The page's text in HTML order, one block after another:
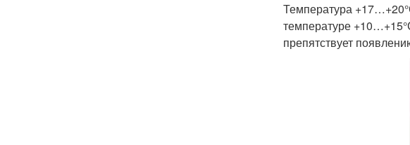
Температура
температуре
препятствует